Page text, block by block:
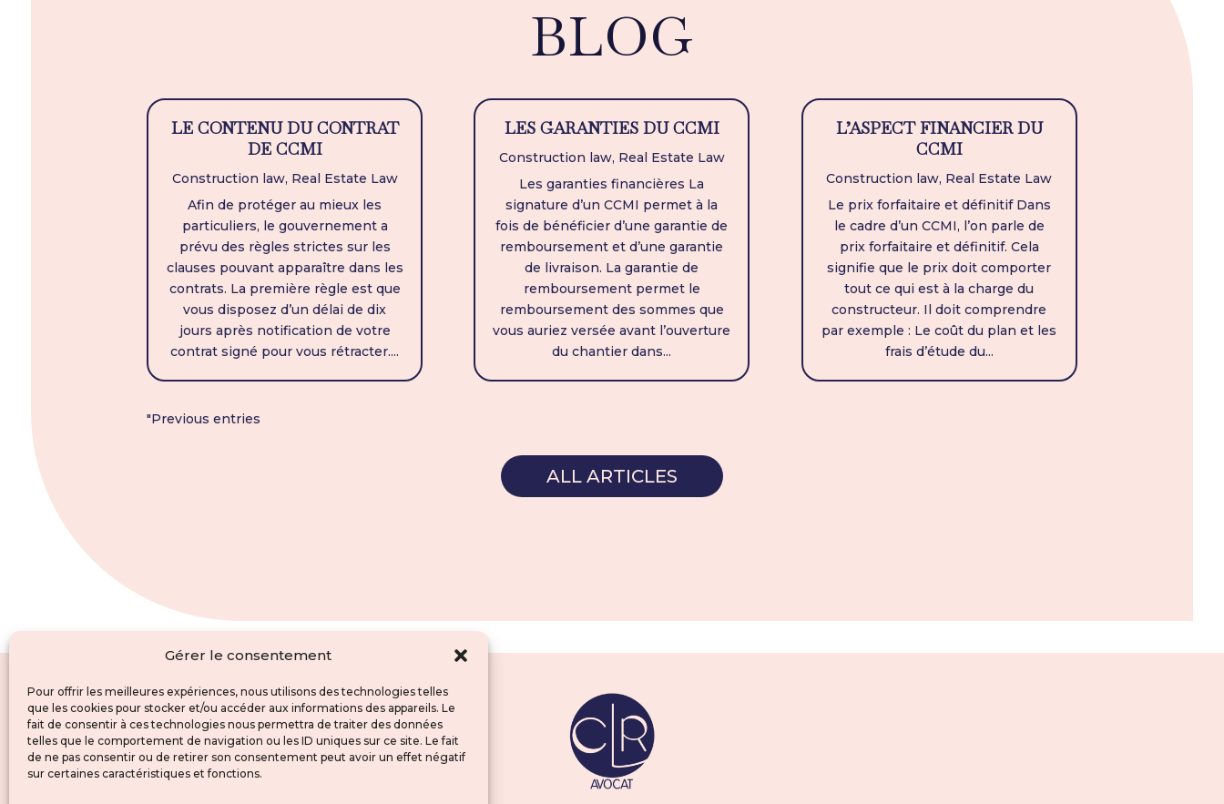
Gérer le consentement
Pour offrir les meilleures expériences, nous utilisons des technologies telles
que les cookies pour stocker et/ou accéder aux informations des appareils. Le
fait de consentir à ces technologies nous permettra de traiter des données
telles que le comportement de navigation ou les ID uniques sur ce site. Le fait
de ne pas consentir ou de retirer son consentement peut avoir un effet négatif
sur certaines caractéristiques et fonctions.
BLOG
LE CONTENU DU CONTRAT
DE CCMI
Construction law, Real Estate Law
Afin de protéger au mieux les
particuliers, le gouvernement a
prévu des règles strictes sur les
clauses pouvant apparaître dans les
contrats. La première règle est que
vous disposez d’un délai de dix
jours après notification de votre
contrat signé pour vous rétracter....
LES GARANTIES DU CCMI
Construction law, Real Estate Law
Les garanties financières La
signature d’un CCMI permet à la
fois de bénéficier d’une garantie de
remboursement et d’une garantie
de livraison. La garantie de
remboursement permet le
remboursement des sommes que
vous auriez versée avant l’ouverture
du chantier dans...
L’ASPECT FINANCIER DU
CCMI
Construction law, Real Estate Law
Le prix forfaitaire et définitif Dans
le cadre d’un CCMI, l’on parle de
prix forfaitaire et définitif. Cela
signifie que le prix doit comporter
tout ce qui est à la charge du
constructeur. Il doit comprendre
par exemple : Le coût du plan et les
frais d’étude du...
"Previous entries
ALL ARTICLES